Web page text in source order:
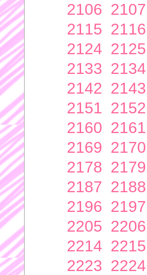
2106 2107
2115 2116
2124 2125
2133 2134
2142 2143
2151 2152
2160 2161
2169 2170
2178 2179
2187 2188
2196 2197
2205 2206
2214 2215
2223 2224